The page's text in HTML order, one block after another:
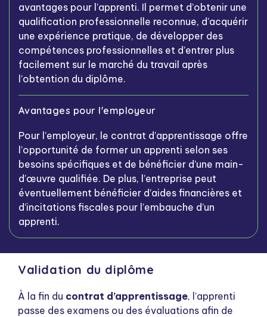
avantages pour l’apprenti. Il permet d’obtenir une
qualification professionnelle reconnue, d’acquérir
une expérience pratique, de développer des
compétences professionnelles et d’entrer plus
facilement sur le marché du travail après
l’obtention du diplôme.
Avantages pour l'employeur
Pour l’employeur, le contrat d’apprentissage offre
l’opportunité de former un apprenti selon ses
besoins spécifiques et de bénéficier d’une main-
d’œuvre qualifiée. De plus, l’entreprise peut
éventuellement bénéficier d’aides financières et
d’incitations fiscales pour l’embauche d’un
apprenti.
Validation du diplôme
À la fin du contrat d’apprentissage, l’apprenti
passe des examens ou des évaluations afin de